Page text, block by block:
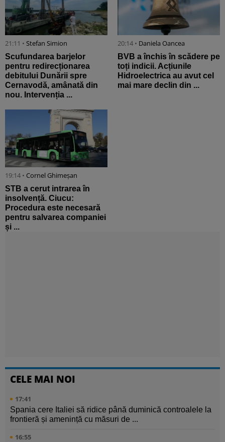
21:11 • Stefan Simion
Scufundarea barjelor
pentru redirecționarea
debitului Dunării spre
Cernavodă, amânată din
nou. Intervenția ...
20:14 • Daniela Oancea
BVB a închis în scădere pe
toți indicii. Acțiunile
Hidroelectrica au avut cel
mai mare declin din ...
19:14 • Cornel Ghimeșan
STB a cerut intrarea în
insolvență. Ciucu:
Procedura este necesară
pentru salvarea companiei
și ...
CELE MAI NOI
17:41
Spania cere Italiei să ridice până duminică controalele la
frontieră și amenință cu măsuri de ...
16:55